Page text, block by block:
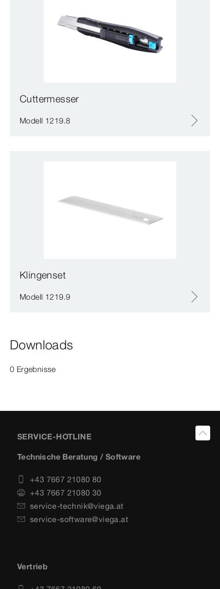
Cuttermesser
Modell 1219.8
Klingenset
Modell 1219.9
Downloads
0 Ergebnisse
SERVICE-HOTLINE
Technische Beratung / Software
+43 7667 21080 80
+43 7667 21080 30
service-technik@viega.at
service-software@viega.at
Vertrieb